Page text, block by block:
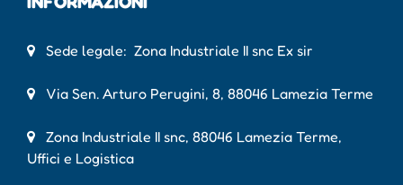
Sede legale: Zona Industriale II snc Ex sir
Via Sen. Arturo Perugini, 8, 88046 Lamezia Terme
Zona Industriale II snc, 88046 Lamezia Terme,
Uffici e Logistica